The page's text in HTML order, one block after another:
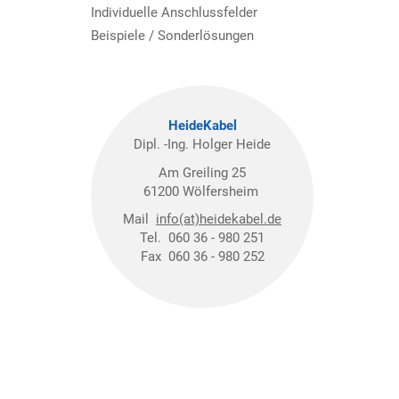
Individuelle Anschlussfelder
Beispiele / Sonderlösungen
HeideKabel
Dipl. -Ing. Holger Heide
Am Greiling 25
61200 Wölfersheim
Mail info(at)heidekabel.de
Tel. 060 36 - 980 251
Fax 060 36 - 980 252